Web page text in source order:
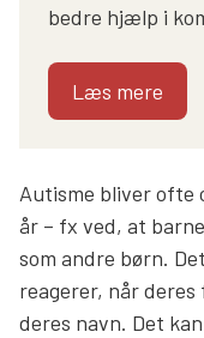
bedre hjælp i
Læs mere
Autisme bliver ofte
år – fx ved, at
som andre børn.
reagerer, når
deres navn. Det